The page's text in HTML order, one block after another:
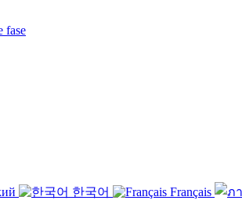
fase
한국어 Français